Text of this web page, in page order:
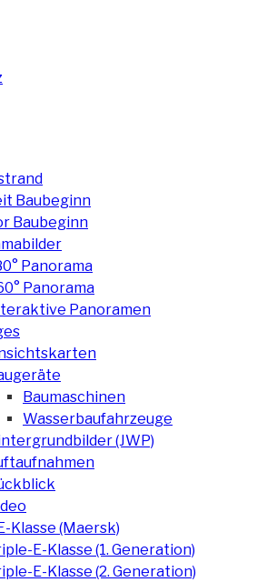
Baubeginn
Baubeginn
Panorama
Panorama
Panoramen
Baumaschinen
Wasserbaufahrzeuge
(JWP)
Klasse (Maersk)
E-Klasse (1. Generation)
E-Klasse (2. Generation)